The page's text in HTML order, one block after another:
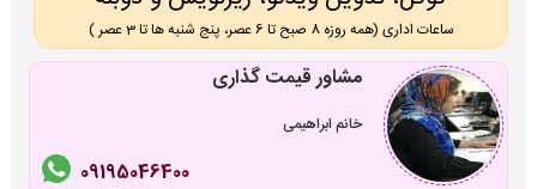
ساعات اداری (همه روزه 8 صبح تا 6 عصر، پنج شنبه ها تا 3 عصر )
مشاور قیمت گذاری
خانم ابراهیمی
09195046400